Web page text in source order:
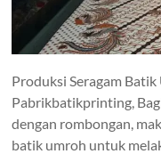
Produksi Seragam
Pabrikbatikprinting,
dengan rombongan,
batik umroh untuk